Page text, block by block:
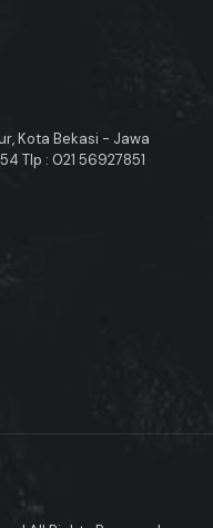
Kota Bekasi - Jawa
Tlp : 021 56927851